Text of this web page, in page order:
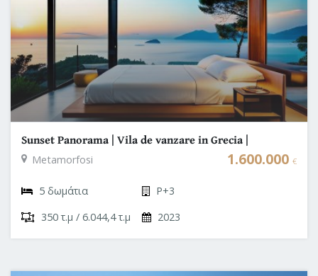
Sunset Panorama | Vila de vanzare in Grecia |
Halkidiki Sithonia
Metamorfosi 1.600.000 €
5 δωμάτια
P+3
350 τ.μ / 6.044,4 τ.μ
2023